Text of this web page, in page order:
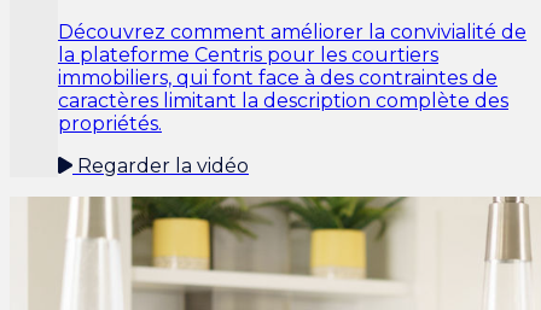
Découvrez comment améliorer la convivialité de
la plateforme Centris pour les courtiers
immobiliers, qui font face à des contraintes de
caractères limitant la description complète des
propriétés.
Regarder la vidéo